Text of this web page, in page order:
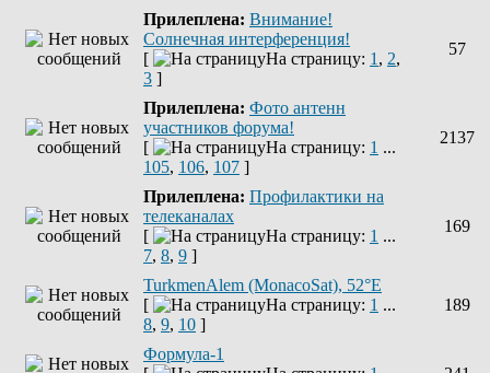
Прилеплена: Внимание!
Солнечная интерференция!
[
На страницу: 1 , 2,
3 ]
57
Прилеплена: Фото антенн
участников форума!
[
На страницу: 1 ...
105, 106, 107 ]
2137
Прилеплена: Профилактики на
телеканалах
[
На страницу: 1 ...
7, 8, 9 ]
169
TurkmenAlem (MonacoSat), 52°E
[
На страницу: 1 ...
8, 9, 10 ]
189
Формула-1